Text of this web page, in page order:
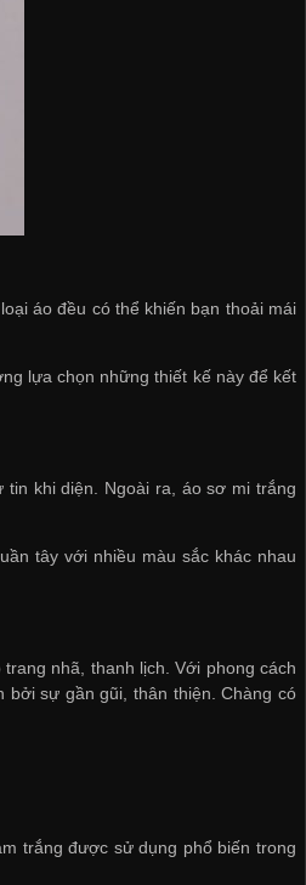
áo đều có thể khiến bạn thoải mái
lựa chọn những thiết kế này để kết
khi diện. Ngoài ra, áo sơ mi trắng
tây với nhiều màu sắc khác nhau
nhã, thanh lịch. Với phong cách
sự gần gũi, thân thiện. Chàng có
trắng được sử dụng phổ biến trong